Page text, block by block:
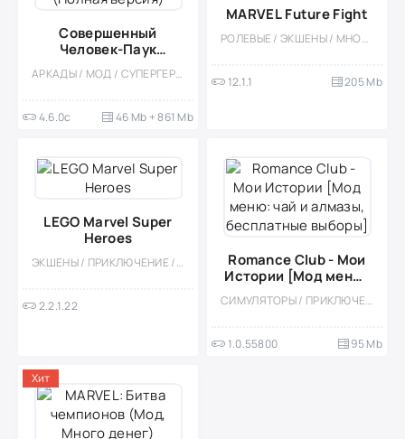
Совершенный
Человек-Паук
(Полная версия) АРКАДЫ / МОД / СУПЕРГЕРОИ / КОМИКСЫ / ПРИКЛЮЧЕНИЕ / ШУТЕРЫ / МАЛЕНЬКАЯ / ДРАКИ / СТИЛИЗАЦИЯ
4.6.0c 46 Mb + 861 Mb
MARVEL Future Fight
РОЛЕВЫЕ / ЭКШЕНЫ / МНОГОПОЛЬЗОВАТЕЛЬСКАЯ / СОРЕВНОВАТЕЛЬНАЯ / ОДНОПОЛЬЗОВАТЕЛЬСКИЕ / СТИЛИЗАЦИЯ / ОНЛАЙН / КОМИКСЫ / СУПЕРГЕРОИ / 3D
12.1.1 205 Mb
LEGO Marvel Super
Heroes
ЭКШЕНЫ / ПРИКЛЮЧЕНИЕ / ПЛАТНАЯ / КАЗУАЛЬНЫЕ / ОДНОПОЛЬЗОВАТЕЛЬСКИЕ / СТИЛИЗАЦИЯ / ОФЛАЙН / БОЛЬШАЯ / СУПЕРГЕРОИ / КОМИКСЫ / МОД / АРКАДЫ / ПЛАТФОРМЕРЫ / ГОЛОВОЛОМКИ
2.2.1.22
Romance Club - Мои
Истории [Мод меню:
чай и алмазы,
бесплатные выборы]СИМУЛЯТОРЫ / ПРИКЛЮЧЕНИЕ / СТИЛИЗАЦИЯ / КАЗУАЛЬНЫЕ / ОДНОПОЛЬЗОВАТЕЛЬСКИЕ / ОФЛАЙН / МАЛЕНЬКАЯ / МОД
1.0.55800 95 Mb
Хит